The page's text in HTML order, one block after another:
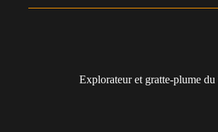
Explorateur et gratte-plume